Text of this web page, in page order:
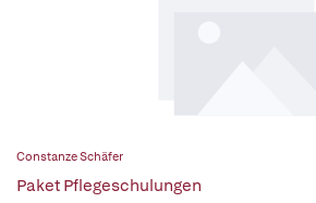
Constanze Schäfer
Paket Pflegeschulungen